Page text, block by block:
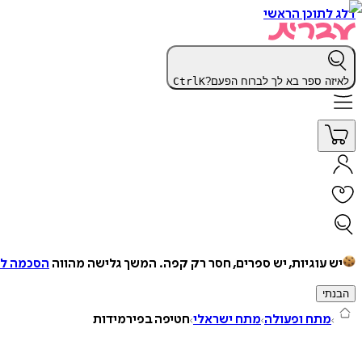
דלג לתוכן הראשי
לאיזה ספר בא לך לברוח הפעם? CtrlK
יש עוגיות, יש ספרים, חסר רק קפה. המשך גלישה מהווה הסכמה
הבנתי
מתח ופעולה מתח ישראלי חטיפה בפירמידות